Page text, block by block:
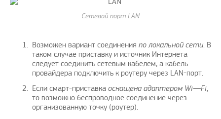
Cетевой порт LAN
Возможен вариант соединения по локальной сети. В
таком случае приставку и источник Интернета
следует соединить сетевым кабелем, а кабель
провайдера подключить к роутеру через LAN-порт.
Если смарт-приставка оснащена адаптером Wi—Fi,
то возможно беспроводное соединение через
организованную точку (роутер).